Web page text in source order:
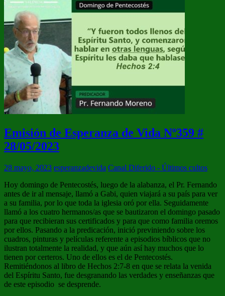
Emisión de Esperanza de Vida Nº359 #
28/05/2023
28 mayo, 2023 esperanzadevida Canal Diferido - Últimos cultos
Hoy domingo de Pentecostés, luego de la alabanza, el Pr. Fernando
antes de ir al mensaje, llamó a Gabi, quien viajará a su país para ver
a su familia, por lo que toda la iglesia oró por ella. Seguidamente
llamó a los cuatro hermanos/as que se bautizaron el domingo pasado
para que recibieran sus certificados y para que como familia oremos
por ellos. Pasando a la predicación, inició previniendo sobre los
cuadros, pinturas y películas referente a episodios bíblicos que no
ilustran totalmente la realidad, y que aún así hay muchos que lo
tienen por certeros. Uno de ellos es el de Pentecostés.
Remitiéndonos al libro de Hechos 2:7-8 en que se relata la venida
del Espíritu Santo, fue desgranando las verdades y enseñanzas que
de este episodio se desprende.